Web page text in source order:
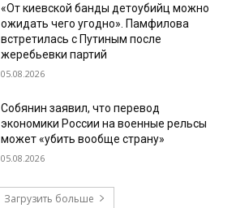
«От киевской банды детоубийц можно
ожидать чего угодно». Памфилова
встретилась с Путиным после
жеребьевки партий
05.08.2026
Собянин заявил, что перевод
экономики России на военные рельсы
может «убить вообще страну»
05.08.2026
Загрузить больше